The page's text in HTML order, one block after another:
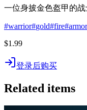
一位身披金色盔甲的战
#warrior#gold#fire#armor
$1.99
登录后购买
Related items